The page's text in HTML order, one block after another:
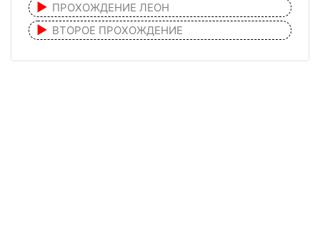
ПРОХОЖДЕНИЕ ЛЕОН
ВТОРОЕ ПРОХОЖДЕНИЕ